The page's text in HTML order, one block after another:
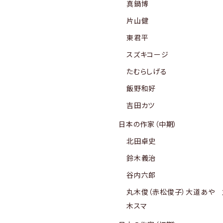
真鍋博
片山健
東君平
スズキコージ
たむらしげる
飯野和好
吉田カツ
日本の作家（中期）
北田卓史
鈴木義治
谷内六郎
丸木俊（赤松俊子）大道あや
木スマ